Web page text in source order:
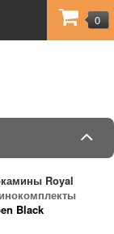
0
Royal
Black